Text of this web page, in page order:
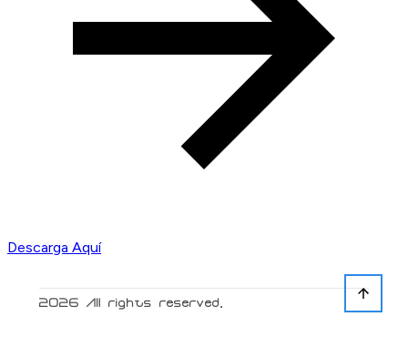
Descarga Aquí
2026 All rights reserved.